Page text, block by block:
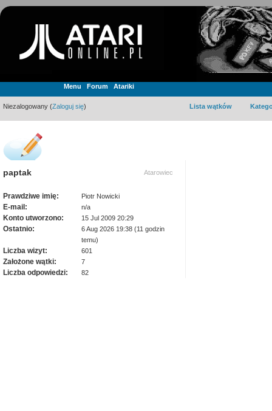
Menu Forum Atariki
Niezalogowany (Zaloguj się) Lista wątków
paptak Atarowiec
Prawdziwe imię: Piotr Nowicki
E-mail: n/a
Konto utworzono: 15 Jul 2009 20:29
Ostatnio:
6 Aug 2026 19:38 (11 godzin
temu)
Liczba wizyt: 601
Założone wątki: 7
Liczba odpowiedzi: 82